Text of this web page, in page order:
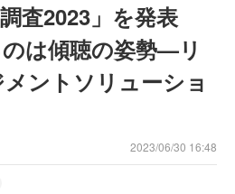
調査2023」を発表
は傾聴の姿勢—リ
ントソリューショ
2023/06/30 16:48